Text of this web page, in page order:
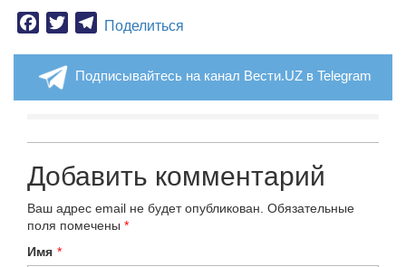
Facebook
TwitterTelegram
Поделиться
Подписывайтесь на канал Вести.UZ в Telegram
Добавить комментарий
Ваш адрес email не будет опубликован. Обязательные
поля помечены *
Имя *